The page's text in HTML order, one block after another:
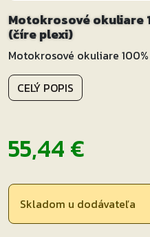
Motokrosové okuliare
(číre plexi)
Motokrosové okuliare
CELÝ POPIS
55,44€
Skladom u dodávateľa